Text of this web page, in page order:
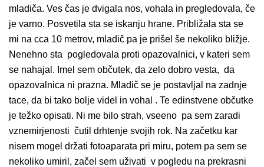
mladiča. Ves čas je dvigala nos, vohala in pregledovala, če
je varno. Posvetila sta se iskanju hrane. Približala sta se
mi na cca 10 metrov, mladič pa je prišel še nekoliko bližje.
Nenehno sta pogledovala proti opazovalnici, v kateri sem
se nahajal. Imel sem občutek, da zelo dobro vesta, da
opazovalnica ni prazna. Mladič se je postavljal na zadnje
tace, da bi tako bolje videl in vohal . Te edinstvene občutke
je težko opisati. Ni me bilo strah, vseeno pa sem zaradi
vznemirjenosti čutil drhtenje svojih rok. Na začetku kar
nisem mogel držati fotoaparata pri miru, potem pa sem se
nekoliko umiril, začel sem uživati v pogledu na prekrasni